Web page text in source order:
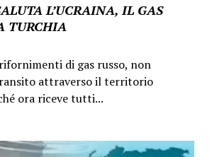
L’UCRAINA, IL GAS
TURCHIA
di gas russo, non
attraverso il territorio
ora riceve tutti...